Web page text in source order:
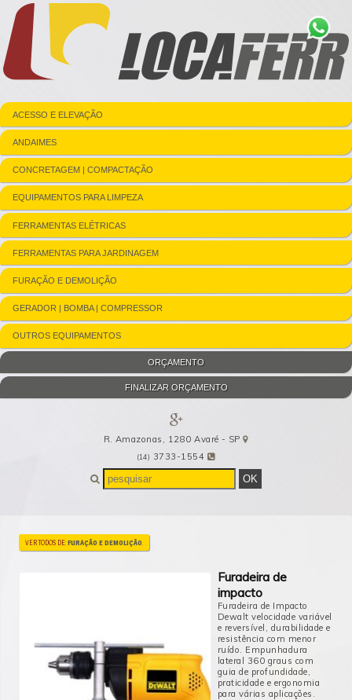
ACESSO E ELEVAÇÃO
ANDAIMES
CONCRETAGEM | COMPACTAÇÃO
EQUIPAMENTOS PARA LIMPEZA
FERRAMENTAS ELÉTRICAS
FERRAMENTAS PARA JARDINAGEM
FURAÇÃO E DEMOLIÇÃO
GERADOR | BOMBA | COMPRESSOR
OUTROS EQUIPAMENTOS
ORÇAMENTO
FINALIZAR ORÇAMENTO
R. Amazonas, 1280Avaré - SP
(14) 3733-1554
VER TODOS DE:FURAÇÃO E DEMOLIÇÃO
Furadeira de
impacto
Furadeira de Impacto
Dewalt velocidade variável
e reversível, durabilidade e
resistência com menor
ruído. Empunhadura
lateral 360 graus com
guia de profundidade,
praticidade e ergonomia
para várias aplicações.